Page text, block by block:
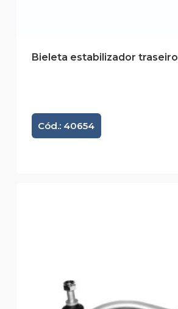
Bieleta estabilizador traseiro
Cód.: 40654